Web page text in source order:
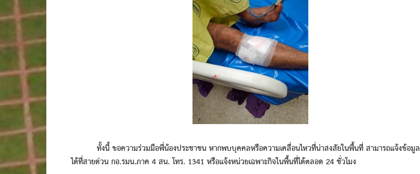
ทั้งนี้ ขอความร่วมมือพี่น้องประชาชน หากพบบุคคลหรือความเคลื่อนไหวที่น่าสงสัยในพื้นที่ สามารถแจ้งข้อมูล
ได้ที่สายด่วน กอ.รมน.ภาค 4 สน. โทร. 1341 หรือแจ้งหน่วยเฉพาะกิจในพื้นที่ได้ตลอด 24 ชั่วโมง